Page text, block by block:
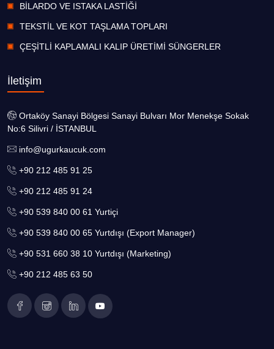
BİLARDO VE ISTAKA LASTİĞİ
TEKSTİL VE KOT TAŞLAMA TOPLARI
ÇEŞİTLİ KAPLAMALI KALIP ÜRETİMİ SÜNGERLER
İletişim
Ortaköy Sanayi Bölgesi Sanayi Bulvarı Mor Menekşe Sokak
No:6 Silivri / İSTANBUL
info@ugurkaucuk.com
+90 212 485 91 25
+90 212 485 91 24
+90 539 840 00 61 Yurtiçi
+90 539 840 00 65 Yurtdışı (Export Manager)
+90 531 660 38 10 Yurtdışı (Marketing)
+90 212 485 63 50